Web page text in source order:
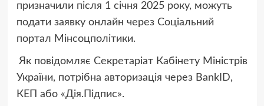
призначили після 1 січня 2025 року, можуть
подати заявку онлайн через Соціальний
портал Мінсоцполітики.
Як повідомляє Секретаріат Кабінету Міністрів
України, потрібна авторизація через BankID,
КЕП або «Дія.Підпис».